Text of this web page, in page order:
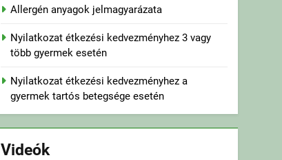
Allergén anyagok jelmagyarázata
Nyilatkozat étkezési kedvezményhez 3 vagy
több gyermek esetén
Nyilatkozat étkezési kedvezményhez a
gyermek tartós betegsége esetén
Videók